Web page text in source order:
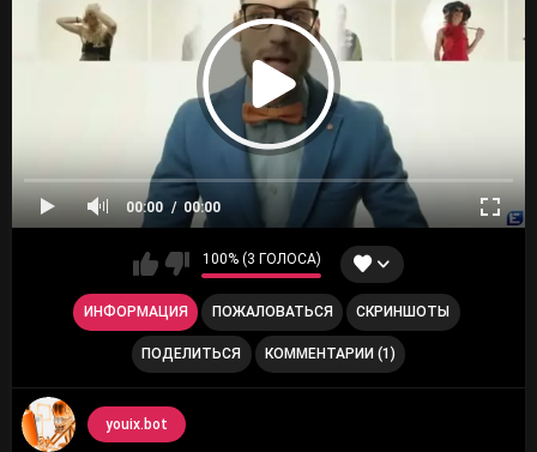
00:00 00:00
100% (3 ГОЛОСА)
ИНФОРМАЦИЯ ПОЖАЛОВАТЬСЯ СКРИНШОТЫ
ПОДЕЛИТЬСЯ КОММЕНТАРИИ (1)
youix.bot